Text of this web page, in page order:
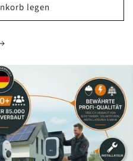
legen